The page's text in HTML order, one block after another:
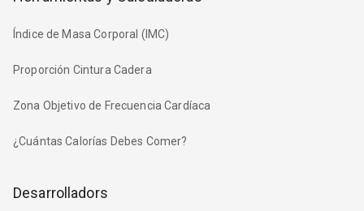
Índice de Masa Corporal (IMC)
Proporción Cintura Cadera
Zona Objetivo de Frecuencia Cardíaca
¿Cuántas Calorías Debes Comer?
Desarrolladors